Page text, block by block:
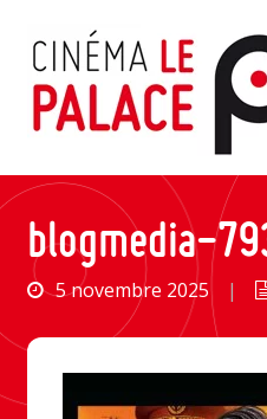
contenu
blogmedia-
5 novembre 2025 |